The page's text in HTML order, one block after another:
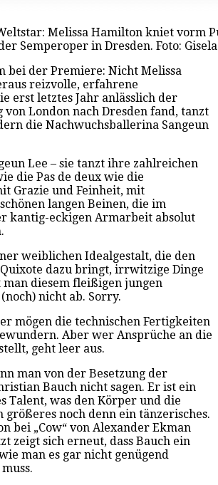
Melissa Hamilton kniet vorm
Semperoper in Dresden. Foto:
bei der Premiere: Nicht Melissa
reizvolle, erfahrene
erst letztes Jahr anlässlich der
von London nach Dresden fand, tanzt
die Nachwuchsballerina Sangeun
Lee – sie tanzt ihre zahlreichen
die Pas de deux wie die
Grazie und Feinheit, mit
langen Beinen, die im
kantig-eckigen Armarbeit absolut
weiblichen Idealgestalt, die den
dazu bringt, irrwitzige Dinge
diesem fleißigen jungen
nicht ab. Sorry.
mögen die technischen Fertigkeiten
Aber wer Ansprüche an die
geht leer aus.
man von der Besetzung der
Bauch nicht sagen. Er ist ein
Talent, was den Körper und die
noch denn ein tänzerisches.
bei „Cow“ von Alexander Ekman
zeigt sich erneut, dass Bauch ein
man es gar nicht genügend